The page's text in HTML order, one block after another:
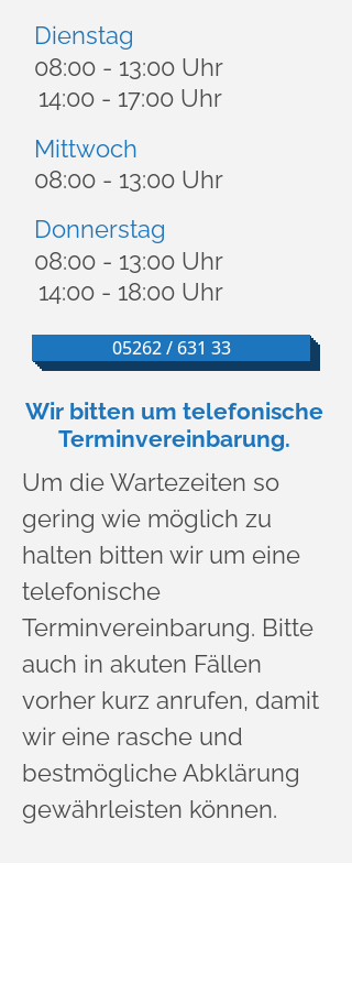
Dienstag
Mittwoch
Donnerstag
08:00 - 13:00 Uhr
08:00 - 13:00 Uhr
08:00 - 13:00 Uhr
14:00 - 17:00 Uhr
14:00 - 18:00 Uhr
05262 / 631 33
Wir bitten um telefonische
Terminvereinbarung.
Um die Wartezeiten so
gering wie möglich zu
halten bitten wir um eine
telefonische
Terminvereinbarung. Bitte
auch in akuten Fällen
vorher kurz anrufen, damit
wir eine rasche und
bestmögliche Abklärung
gewährleisten können.